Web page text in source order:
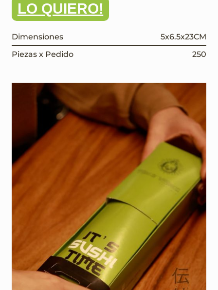
LO QUIERO!
Dimensiones 5x6.5x23CM
Piezas x Pedido
250